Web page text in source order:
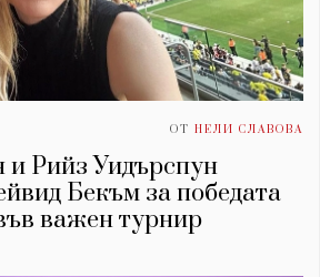
ОТ НЕЛИ СЛАВОВА
Рийз Уидърспун
Бекъм за победата
важен турнир